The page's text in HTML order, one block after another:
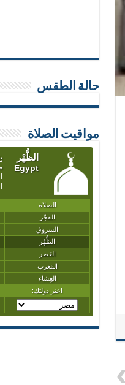
حالة الطقس
مواقيت الصلاة